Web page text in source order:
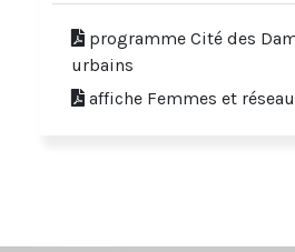
programme Cité des
urbains
affiche Femmes et